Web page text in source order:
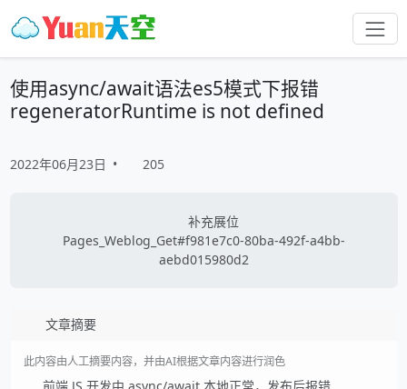
使用async/await语法es5模式下报错
regeneratorRuntime is not defined
2022年06月23日 • 205
补充展位
Pages_Weblog_Get#f981e7c0-80ba-492f-a4bb-
aebd015980d2
文章摘要
此内容由人工摘要内容，并由AI根据文章内容进行润色